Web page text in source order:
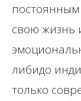
свою жизнь
либидо
только